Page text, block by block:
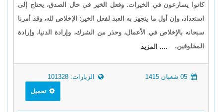
كانوا يسارعون في الخيرات. وفعل الخير في حال الصدق، يحتاج إلى
استعداد، وإن أول ما يتجهز به العبد لفعل الخير: الإخلاص لله، وقد أمرنا
سبحانه بالإخلاص في الأعمال، وحذر من الشرك، وإرادة الدنيا، وإرادة
المخلوقين.
.... المزيد
الزيارات: 101328
تحميل